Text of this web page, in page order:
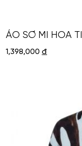
ÁO SƠ MI HOA
1,398,000 đ